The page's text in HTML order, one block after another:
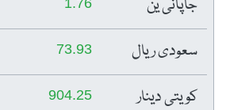
جاپانی ین
سعودی ریال 73.93
کویتی دینار 904.25